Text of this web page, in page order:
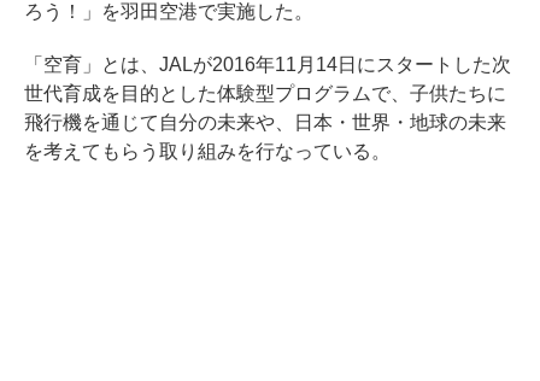
ろう！」を羽田空港で実施した。
「空育」とは、JALが2016年11月14日にスタートした次
世代育成を目的とした体験型プログラムで、子供たちに
飛行機を通じて自分の未来や、日本・世界・地球の未来
を考えてもらう取り組みを行なっている。